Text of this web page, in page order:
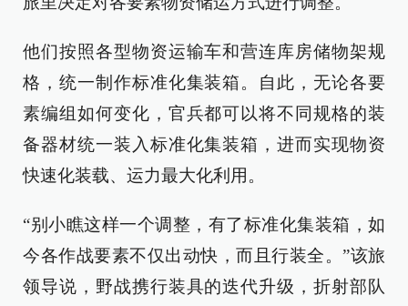
他们按照各型物资运输车和营连库房储物架规
格，统一制作标准化集装箱。自此，无论各要
素编组如何变化，官兵都可以将不同规格的装
备器材统一装入标准化集装箱，进而实现物资
快速化装载、运力最大化利用。
“别小瞧这样一个调整，有了标准化集装箱，如
今各作战要素不仅出动快，而且行装全。”该旅
领导说，野战携行装具的迭代升级，折射部队